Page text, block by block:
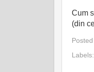
Cum
(din
Labels: